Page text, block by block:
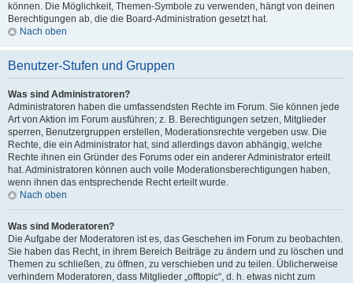
können. Die Möglichkeit, Themen-Symbole zu verwenden, hängt von deinen
Berechtigungen ab, die die Board-Administration gesetzt hat.
Nach oben
Benutzer-Stufen und Gruppen
Was sind Administratoren?
Administratoren haben die umfassendsten Rechte im Forum. Sie können jede
Art von Aktion im Forum ausführen; z. B. Berechtigungen setzen, Mitglieder
sperren, Benutzergruppen erstellen, Moderationsrechte vergeben usw. Die
Rechte, die ein Administrator hat, sind allerdings davon abhängig, welche
Rechte ihnen ein Gründer des Forums oder ein anderer Administrator erteilt
hat. Administratoren können auch volle Moderationsberechtigungen haben,
wenn ihnen das entsprechende Recht erteilt wurde.
Nach oben
Was sind Moderatoren?
Die Aufgabe der Moderatoren ist es, das Geschehen im Forum zu beobachten.
Sie haben das Recht, in ihrem Bereich Beiträge zu ändern und zu löschen und
Themen zu schließen, zu öffnen, zu verschieben und zu teilen. Üblicherweise
verhindern Moderatoren, dass Mitglieder „offtopic“, d. h. etwas nicht zum